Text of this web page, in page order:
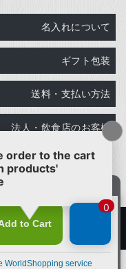
名入れについて
ギフト包装
送料・支払い方法
法人・飲食店のお客様
Co.,Ltd.